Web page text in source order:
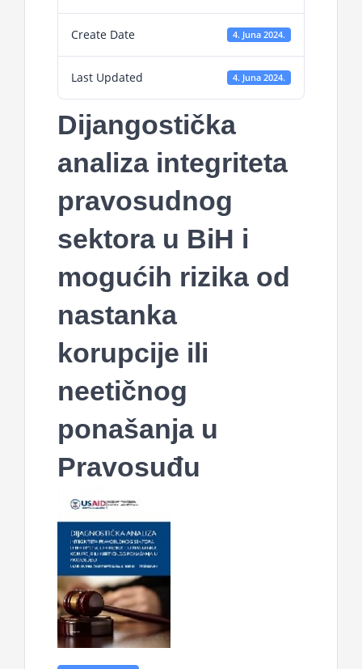
Create Date 4. Juna 2024.
Last Updated 4. Juna 2024.
Dijangostička
analiza integriteta
pravosudnog
sektora u BiH i
mogućih rizika od
nastanka
korupcije ili
neetičnog
ponašanja u
Pravosuđu